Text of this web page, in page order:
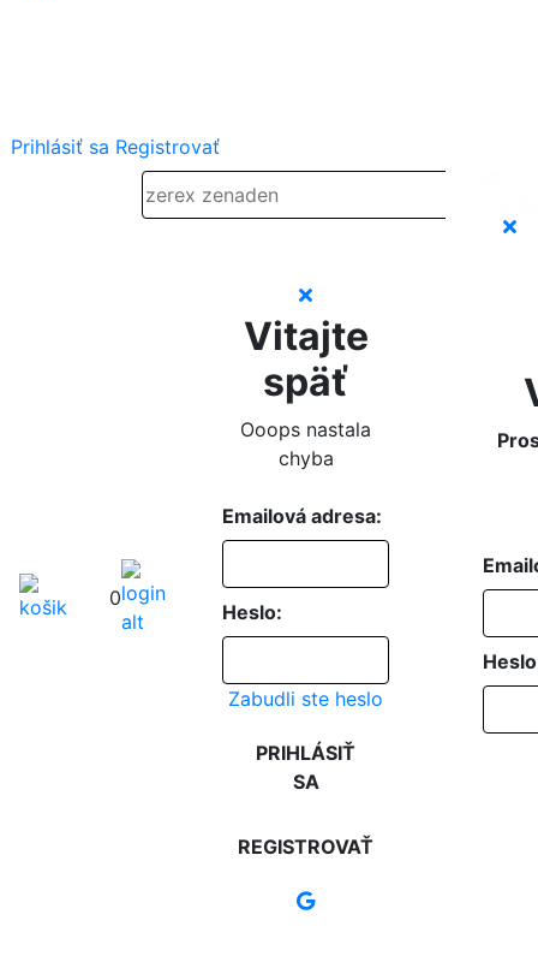
Prihlásiť sa Registrovať
0
Vitajte
späť
Ooops nastala
chyba
Emailová adresa:
Heslo:
Zabudli ste heslo
PRIHLÁSIŤ
SA
REGISTROVAŤ